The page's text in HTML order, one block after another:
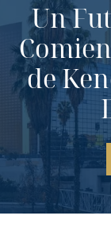
Un
de